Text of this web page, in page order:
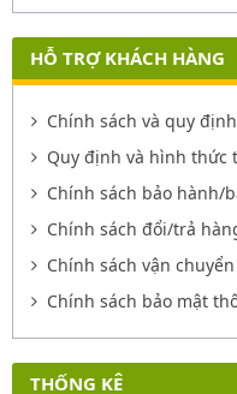
HỖ TRỢ KHÁCH HÀNG
Chính sách và quy
Quy định và hình thức
Chính sách bảo hành/
Chính sách đổi/trả
Chính sách vận
Chính sách bảo mật
THỐNG KÊ